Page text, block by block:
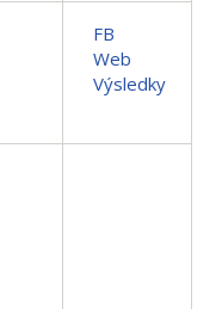
FB
Web
Výsledky